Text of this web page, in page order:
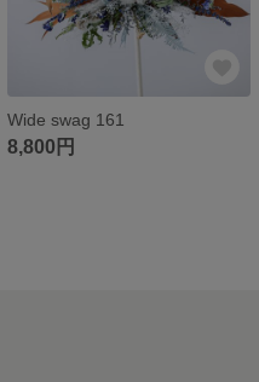
Wide swag 161
8,800円